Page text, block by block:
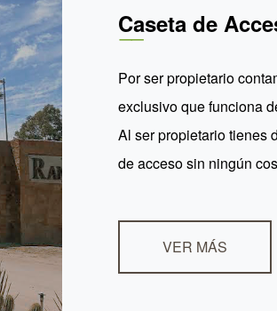
Caseta de
Por ser propietario
exclusivo que funciona
Al ser propietario tienes
de acceso sin ningún
VER MÁS